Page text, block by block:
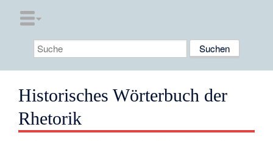
Historisches Wörterbuch der
Rhetorik